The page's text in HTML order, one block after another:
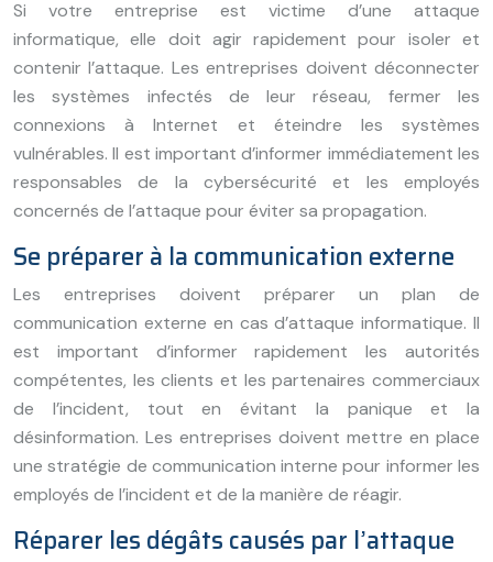
Si votre entreprise est victime d’une attaque
informatique, elle doit agir rapidement pour isoler et
contenir l’attaque. Les entreprises doivent déconnecter
les systèmes infectés de leur réseau, fermer les
connexions à Internet et éteindre les systèmes
vulnérables. Il est important d’informer immédiatement les
responsables de la cybersécurité et les employés
concernés de l’attaque pour éviter sa propagation.
Se préparer à la communication externe
Les entreprises doivent préparer un plan de
communication externe en cas d’attaque informatique. Il
est important d’informer rapidement les autorités
compétentes, les clients et les partenaires commerciaux
de l’incident, tout en évitant la panique et la
désinformation. Les entreprises doivent mettre en place
une stratégie de communication interne pour informer les
employés de l’incident et de la manière de réagir.
Réparer les dégâts causés par l’attaque